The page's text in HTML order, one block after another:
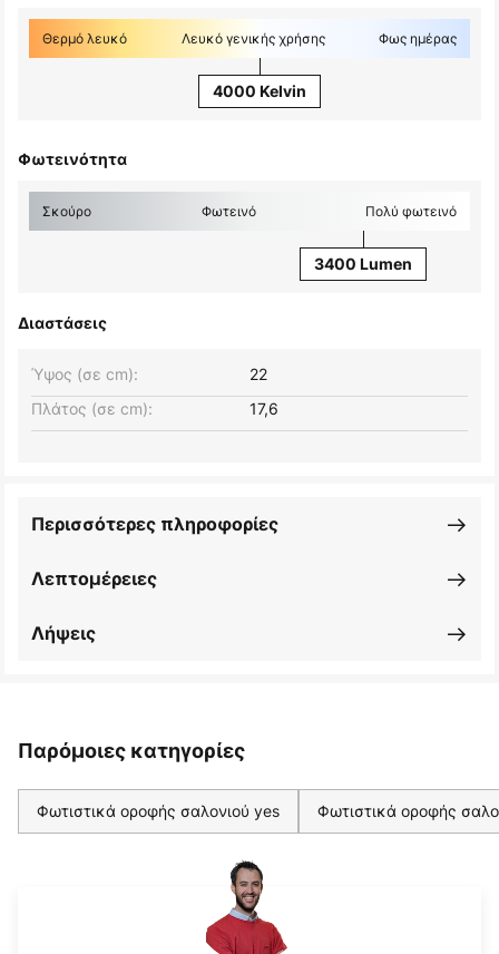
Θερμό λευκό Λευκό γενικής χρήσης Φως ημέρας
4000 Kelvin
Φωτεινότητα
Σκούρο Φωτεινό Πολύ φωτεινό
3400 Lumen
Διαστάσεις
Πλάτος (σε cm): 17,6
Ύψος (σε cm): 22
Λεπτομέρειες
Περισσότερες πληροφορίες
Λήψεις
Παρόμοιες κατηγορίες
Φωτιστικά οροφής σαλονιού yes Φωτιστικά οροφής